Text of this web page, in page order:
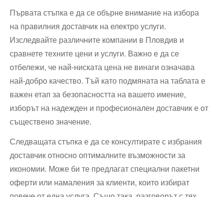
Първата стъпка е да се обърне внимание на избора
на правилния доставчик на електро услуги.
Изследвайте различните компании в Пловдив и
сравнете техните цени и услуги. Важно е да се
отбележи, че най-ниската цена не винаги означава
най-добро качество. Тъй като подмяната на таблата е
важен етап за безопасността на вашето имение,
изборът на надежден и професионален доставчик е от
съществено значение.
Следващата стъпка е да се консултирате с избрания
доставчик относно оптималните възможности за
икономии. Може би те предлагат специални пакетни
оферти или намаления за клиенти, които избират